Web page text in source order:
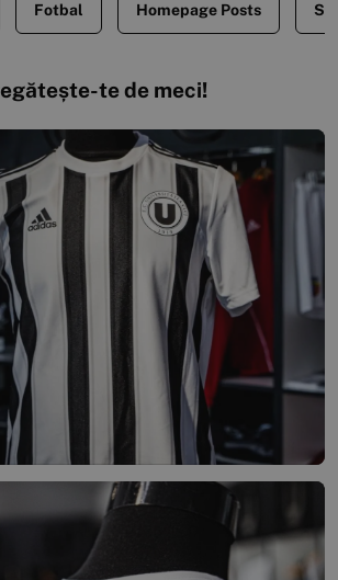
Fotbal Homepage Posts
te de meci!